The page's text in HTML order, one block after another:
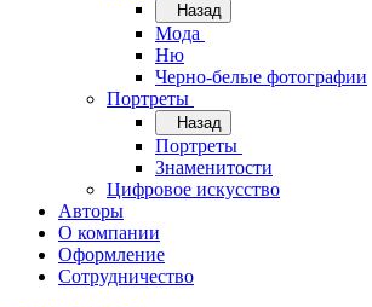
Назад
Мода
Ню
Черно-белые фотографии
Портреты
Назад
Портреты
Знаменитости
Цифровое искусство
Авторы
О компании
Оформление
Сотрудничество